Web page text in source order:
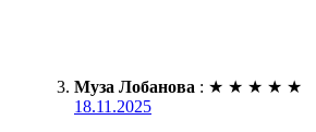
Муза Лобанова : ★ ★ ★ ★ ★
18.11.2025